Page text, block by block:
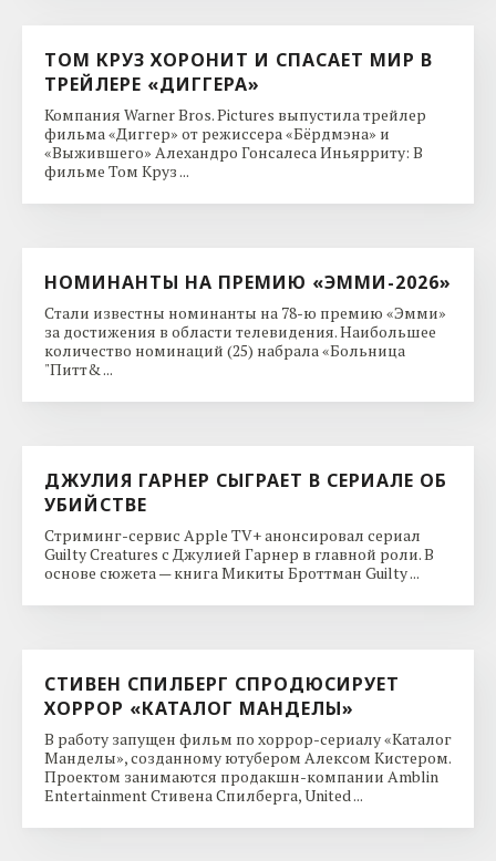
ТОМ КРУЗ ХОРОНИТ И СПАСАЕТ МИР В
ТРЕЙЛЕРЕ «ДИГГЕРА»
Компания Warner Bros. Pictures выпустила трейлер
фильма «Диггер» от режиссера «Бёрдмэна» и
«Выжившего» Алехандро Гонсалеса Иньярриту: В
фильме Том Круз ...
НОМИНАНТЫ НА ПРЕМИЮ «ЭММИ-2026»
Стали известны номинанты на 78-ю премию «Эмми»
за достижения в области телевидения. Наибольшее
количество номинаций (25) набрала «Больница
"Питт& ...
ДЖУЛИЯ ГАРНЕР СЫГРАЕТ В СЕРИАЛЕ ОБ
УБИЙСТВЕ
Стриминг-сервис Apple TV+ анонсировал сериал
Guilty Creatures с Джулией Гарнер в главной роли. В
основе сюжета — книга Микиты Броттман Guilty ...
СТИВЕН СПИЛБЕРГ СПРОДЮСИРУЕТ
ХОРРОР «КАТАЛОГ МАНДЕЛЫ»
В работу запущен фильм по хоррор-сериалу «Каталог
Манделы», созданному ютубером Алексом Кистером.
Проектом занимаются продакшн-компании Amblin
Entertainment Стивена Спилберга, United ...